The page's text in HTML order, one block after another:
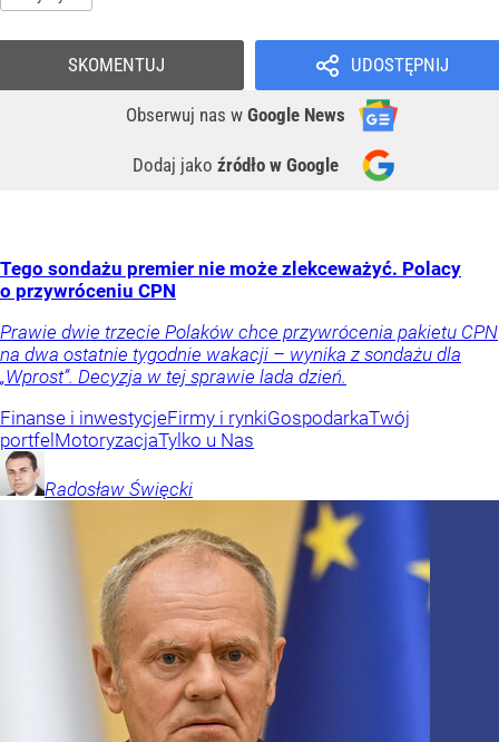
UDOSTĘPNIJ
Obserwuj nas w Google News
Dodaj jako źródło w Google
SKOMENTUJ
Tego sondażu premier nie może zlekceważyć. Polacy
o przywróceniu CPN
Prawie dwie trzecie Polaków chce przywrócenia pakietu CPN
na dwa ostatnie tygodnie wakacji – wynika z sondażu dla
„Wprost”. Decyzja w tej sprawie lada dzień.
Finanse i inwestycjeFirmy i rynkiGospodarkaTwój
portfel MotoryzacjaTylko u Nas
Radosław Święcki